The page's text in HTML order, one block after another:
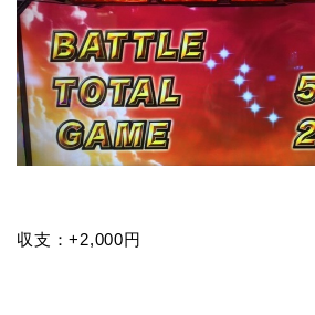
収支：+2,000円